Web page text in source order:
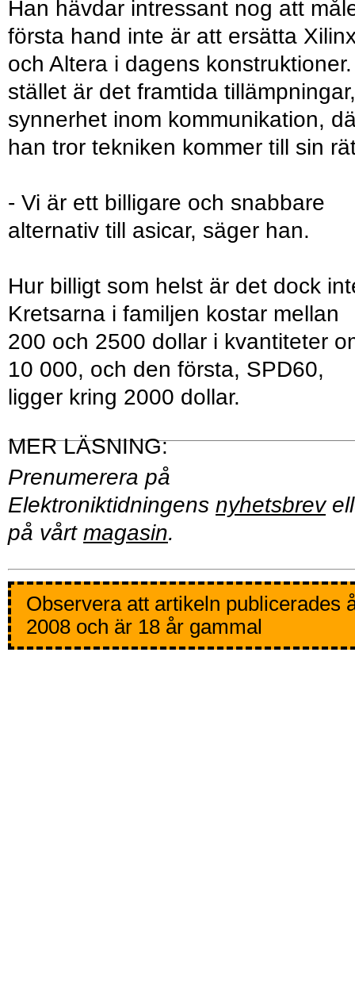
Han hävdar intressant nog att
första hand inte är att ersätta
och Altera i dagens
stället är det framtida
synnerhet inom kommunikation,
han tror tekniken kommer till sin
- Vi är ett billigare och snabbare
alternativ till asicar, säger han.
Hur billigt som helst är det dock
Kretsarna i familjen kostar mellan
200 och 2500 dollar i kvantiteter
10 000, och den första, SPD60,
ligger kring 2000 dollar.
Prenumerera på
Elektroniktidningens nyhetsbrev
på vårt magasin.
Observera att artikeln publicerades
2008 och är 18 år gammal